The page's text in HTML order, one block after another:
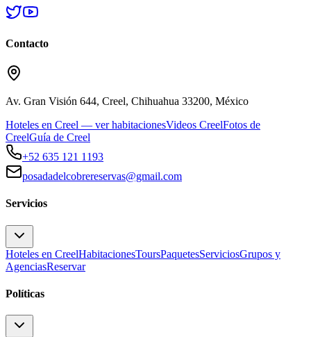
Contacto
Av. Gran Visión 644, Creel, Chihuahua 33200, México
Hoteles en Creel — ver habitacionesVideos CreelFotos de
CreelGuía de Creel
+52 635 121 1193
posadadelcobrereservas@gmail.com
Servicios
Hoteles en CreelHabitacionesToursPaquetesServiciosGrupos y
AgenciasReservar
Políticas